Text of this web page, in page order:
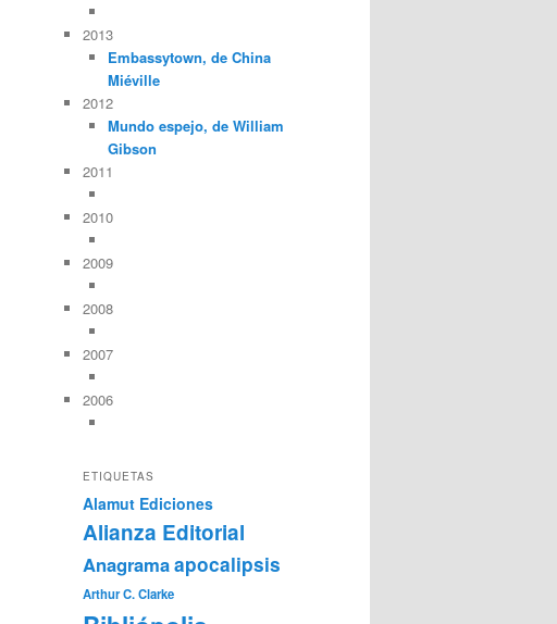
2013
Embassytown, de China
Miéville
2012
Mundo espejo, de William
Gibson
2011
2010
2009
2008
2007
2006
ETIQUETAS
Alamut Ediciones
Alianza Editorial
Anagramaapocalipsis
Arthur C. Clarke